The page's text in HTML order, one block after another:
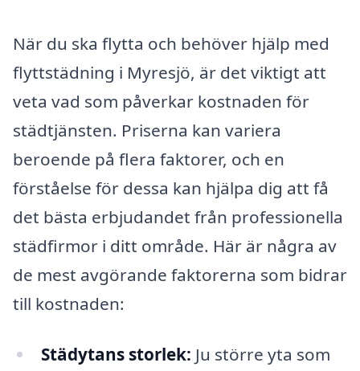
När du ska flytta och behöver hjälp med
flyttstädning i Myresjö, är det viktigt att
veta vad som påverkar kostnaden för
städtjänsten. Priserna kan variera
beroende på flera faktorer, och en
förståelse för dessa kan hjälpa dig att få
det bästa erbjudandet från professionella
städfirmor i ditt område. Här är några av
de mest avgörande faktorerna som bidrar
till kostnaden:
Städytans storlek: Ju större yta som